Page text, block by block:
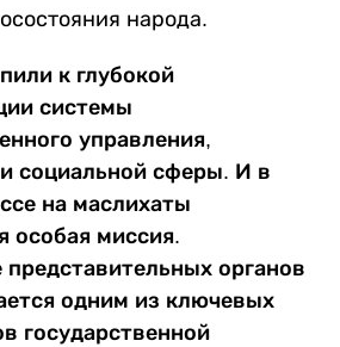
народа.
к глубокой
системы
управления,
социальной сферы. И в
на маслихаты
особая миссия.
представительных органов
одним из ключевых
государственной